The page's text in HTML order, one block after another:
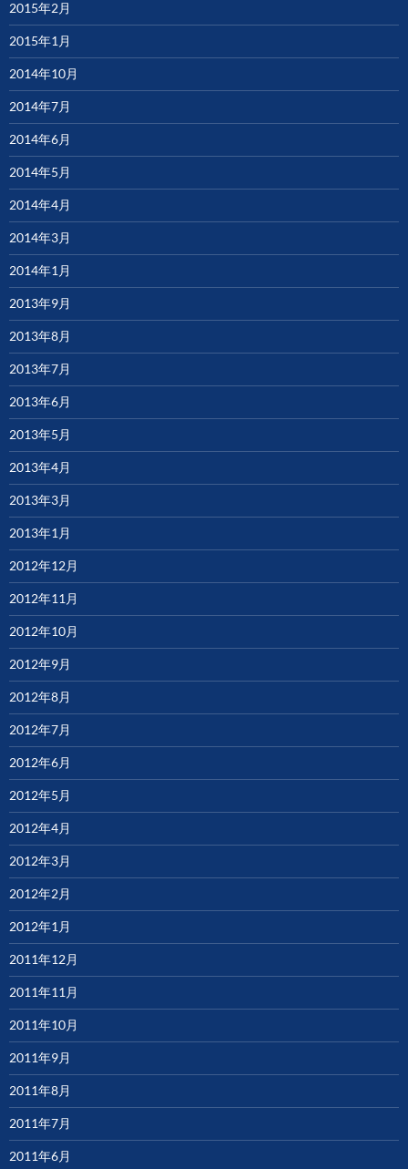
2015年2月
2015年1月
2014年10月
2014年7月
2014年6月
2014年5月
2014年4月
2014年3月
2014年1月
2013年9月
2013年8月
2013年7月
2013年6月
2013年5月
2013年4月
2013年3月
2013年1月
2012年12月
2012年11月
2012年10月
2012年9月
2012年8月
2012年7月
2012年6月
2012年5月
2012年4月
2012年3月
2012年2月
2012年1月
2011年12月
2011年11月
2011年10月
2011年9月
2011年8月
2011年7月
2011年6月